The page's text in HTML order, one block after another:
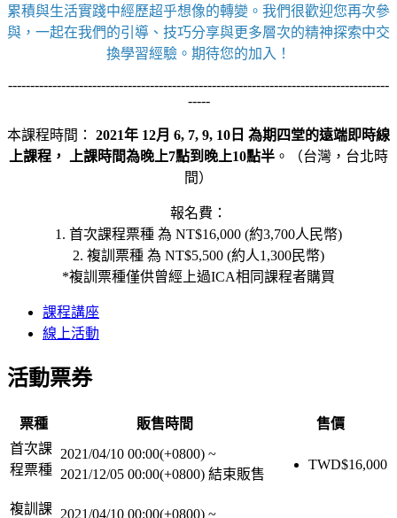
累積與生活實踐中經歷超乎想像的轉變。我們很歡迎您再次參
與，一起在我們的引導、技巧分享與更多層次的精神探索中交
換學習經驗。期待您的加入！
--------------------------------------------------------------------------------------
-----
本課程時間： 2021年 12月 6, 7, 9, 10日 為期四堂的遠端即時線
上課程， 上課時間為晚上7點到晚上10點半 。（台灣，台北時
間）
報名費：
1. 首次課程票種 為 NT$16,000 (約3,700人民幣)
2. 複訓票種 為 NT$5,500 (約人1,300民幣)
*複訓票種僅供曾經上過ICA相同課程者購買
課程講座
線上活動
活動票券
票種 販售時間
售價
首次課
程票種
2021/04/10 00:00(+0800) ~
2021/12/05 00:00(+0800) 結束販售
TWD$16,000
複訓課 2021/04/10 00:00(+0800) ~